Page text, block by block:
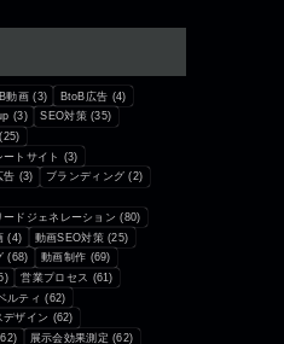
動画(3) BtoB広告 (4)
(3) SEO対策(35)
(25)
ートサイト (3)
告 (3) ブランディング (2)
ードジェネレーション (80)
(4) 動画SEO対策(25)
(68) 動画制作 (69)
営業プロセス (61)
ルティ (62)
デザイン (62)
展示会効果測定 (62)